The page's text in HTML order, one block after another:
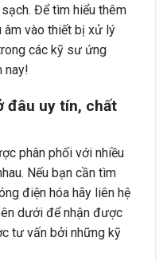
Để tìm hiểu thêm
âm vào thiết bị xử lý
các kỹ sư ứng
nay!
đâu uy tín, chất
phân phối với nhiều
Nếu bạn cần tìm
điện hóa hãy liên hệ
dưới để nhận được
tư vấn bởi những kỹ